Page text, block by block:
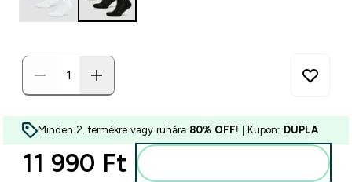
Minden 2. termékre vagy ruhára 80% OFF! | Kupon: DUPLA
11 990 Ft‎